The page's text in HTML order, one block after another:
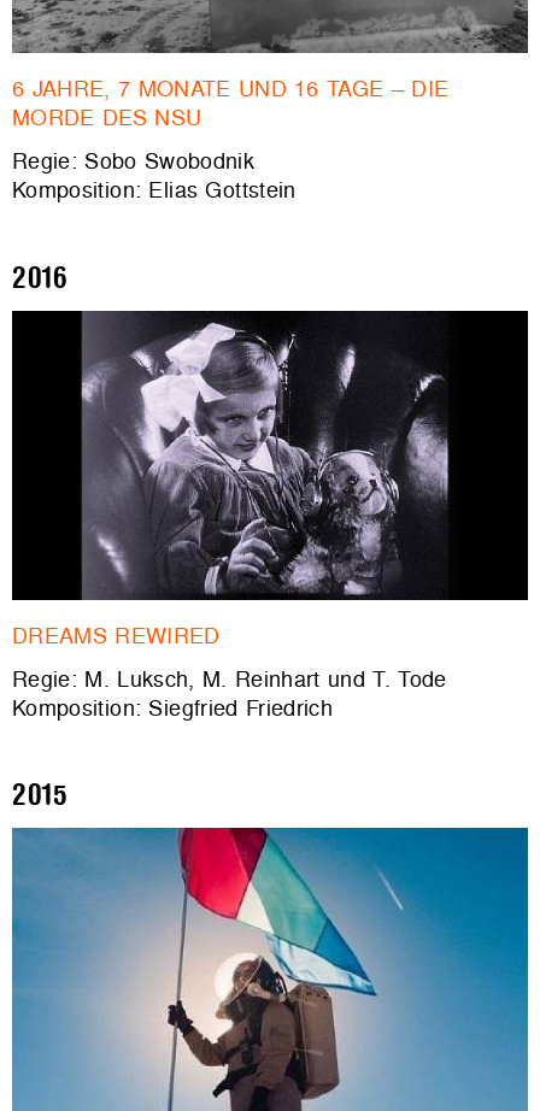
6 JAHRE, 7 MONATE UND 16 TAGE – DIE
MORDE DES NSU
Regie: Sobo Swobodnik
Komposition: Elias Gottstein
2016
DREAMS REWIRED
Regie: M. Luksch, M. Reinhart und T. Tode
Komposition: Siegfried Friedrich
2015